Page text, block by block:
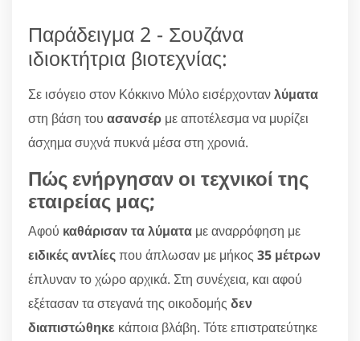
Παράδειγμα 2 - Σουζάνα
ιδιοκτήτρια βιοτεχνίας:
Σε ισόγειο στον Κόκκινο Μύλο εισέρχοντανλύματα
στη βάση του ασανσέρ με αποτέλεσμα να μυρίζει
άσχημα συχνά πυκνά μέσα στη χρονιά.
Πώς ενήργησαν οι τεχνικοί της
εταιρείας μας;
Αφού καθάρισαν τα λύματα με αναρρόφηση με
ειδικές αντλίεςπου άπλωσαν με μήκος 35 μέτρων
έπλυναν το χώρο αρχικά. Στη συνέχεια, και αφού
εξέτασαν τα στεγανά της οικοδομής δεν
διαπιστώθηκε κάποια βλάβη. Τότε επιστρατεύτηκε